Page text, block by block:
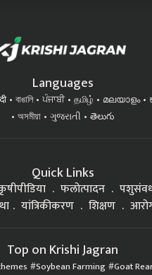
Languages
বাঙালি ਪੰਜਾਬੀ தமிழ் മലയാളം
অসমীয়া
ગુજરાતી తెలుగు
Quick Links
फलोत्पादन
यांत्रिकीकरण शिक्षण
Top on Krishi Jagran
Soybean Farming Goat